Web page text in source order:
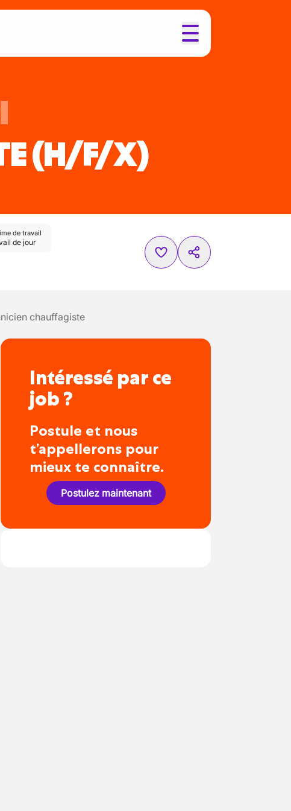
(H/F/X)
de travail
de jour
chauffagiste
Intéressé par ce
job ?
Postule et nous
t’appellerons pour
mieux te connaître.
Postulez maintenant